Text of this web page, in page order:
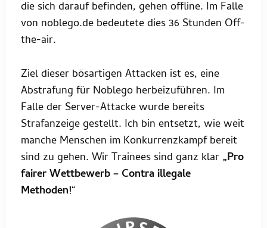
die sich darauf befinden, gehen offline. Im Falle
von noblego.de bedeutete dies 36 Stunden Off-
the-air.
Ziel dieser bösartigen Attacken ist es, eine
Abstrafung für Noblego herbeizuführen. Im
Falle der Server-Attacke wurde bereits
Strafanzeige gestellt. Ich bin entsetzt, wie weit
manche Menschen im Konkurrenzkampf bereit
sind zu gehen. Wir Trainees sind ganz klar „Pro
fairer Wettbewerb – Contra illegale
Methoden!“